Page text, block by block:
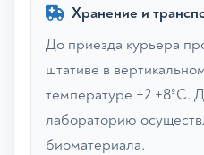
Хранение и
До приезда курьера
штативе в
температуре +2 +8ºС.
лабораторию
биоматериала.